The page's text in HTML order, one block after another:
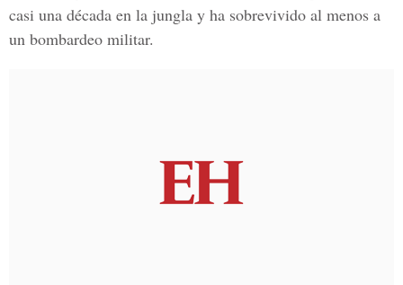
casi una década en la jungla y ha sobrevivido al menos a
un bombardeo militar.